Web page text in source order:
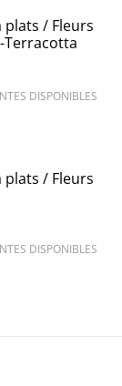
plats / Fleurs
DISPONIBLES
plats / Fleurs
DISPONIBLES